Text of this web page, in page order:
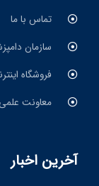
تماس با ما
سازمان
فروشگاه
معاونت
آخرین اخبار